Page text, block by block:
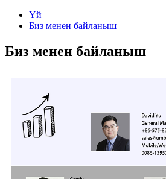
Үй
Биз менен байланыш
Биз менен байланыш